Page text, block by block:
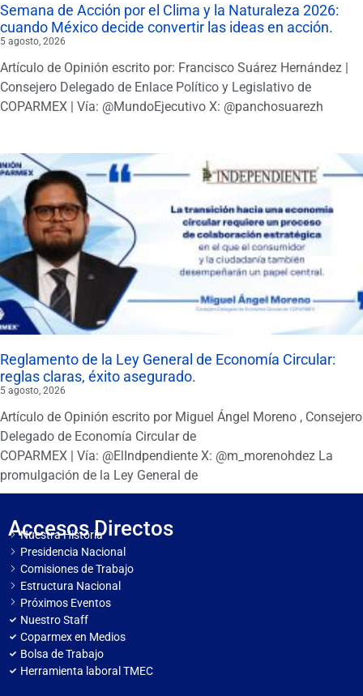
Semana de Acción por el Clima y la Naturaleza 2026:
cuando México decide convertir las ideas en acción.
5 agosto, 2026
Artículo de Opinión escrito por: Francisco Suárez Hernández |
Consejero Delegado de Enlace Político y Legislativo de
COPARMEX | Vía: @MundoEjecutivo X: @panchosuarezh
Reglamento de la Ley General de Economía Circular:
reglas claras, éxito asegurado.
5 agosto, 2026
Artículo de Opinión escrito por Miguel Ángel Moreno , Consejero
Delegado de Economía Circular de
COPARMEX | Vía: @ElIndpendiente X: @m_morenohdez La
promulgación de la Ley General de
Accesos Directos
Nuestra Historia
Presidencia Nacional
Comisiones de Trabajo
Estructura Nacional
Próximos Eventos
Nuestro Staff
Coparmex en Medios
Bolsa de Trabajo
Herramienta laboral TMEC